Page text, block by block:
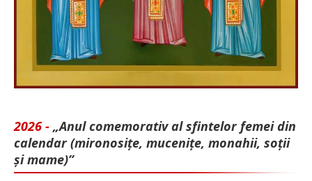
2026 - „Anul comemorativ al sfintelor femei din
calendar (mironosițe, mu­cenițe, monahii, soții
și mame)”